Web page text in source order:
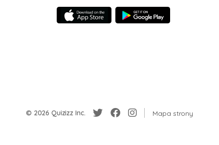
© 2026 Quizizz Inc. Mapa strony